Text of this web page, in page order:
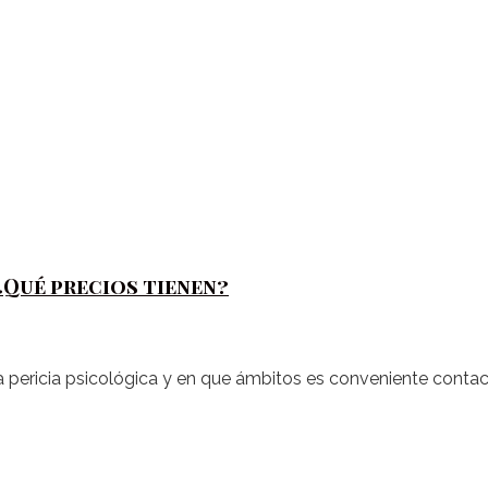
precios tienen?
psicológica y en que ámbitos es conveniente